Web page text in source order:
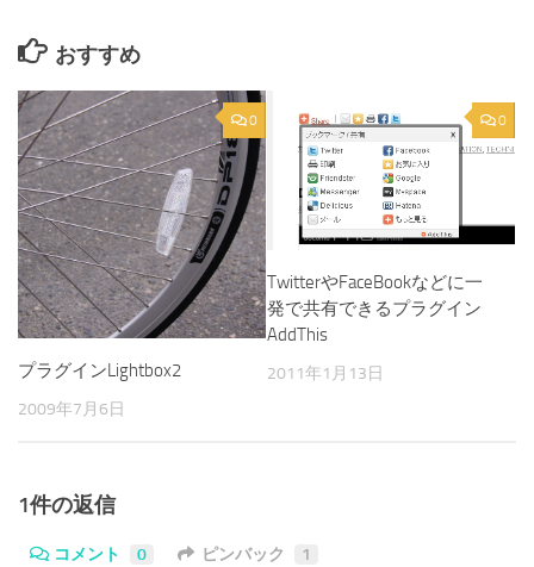
おすすめ
0
プラグインLightbox2
2009年7月6日
0
TwitterやFaceBookなどに一
発で共有できるプラグイン
AddThis
2011年1月13日
1件の返信
コメント 0 ピンバック 1